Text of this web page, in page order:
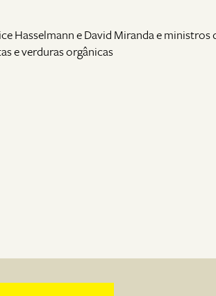
Hasselmann e David Miranda e ministros
e verduras orgânicas